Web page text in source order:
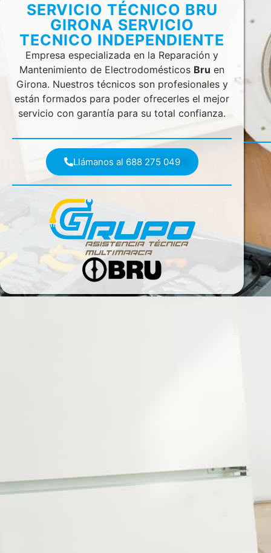
SERVICIO TÉCNICO BRU
GIRONA SERVICIO
TECNICO INDEPENDIENTE
Empresa especializada en la Reparación y
Mantenimiento de Electrodomésticos Bru en
Girona. Nuestros técnicos son profesionales y
están formados para poder ofrecerles el mejor
servicio con garantía para su total confianza.
Llámanos al 688 275 049